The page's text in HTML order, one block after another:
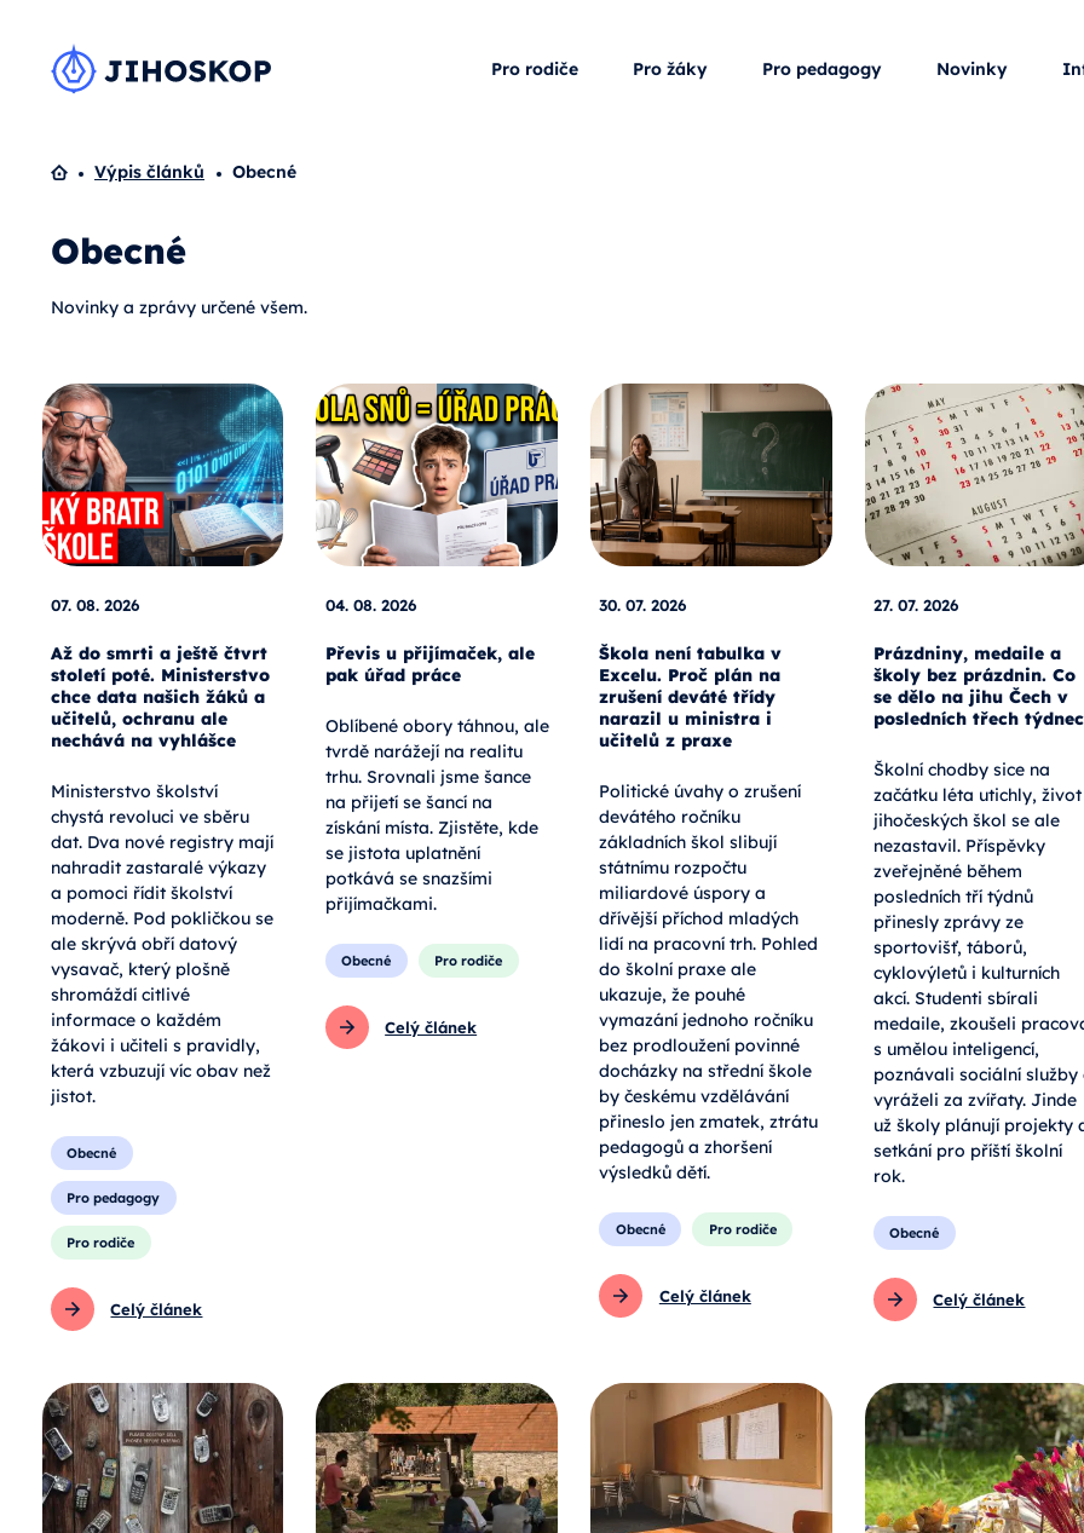
Pro rodiče Pro žáky Pro pedagogy Novinky
Domů
Výpis článků Obecné
Obecné
Novinky a zprávy určené všem.
07. 08. 2026
Až do smrti a ještě čtvrt
století poté. Ministerstvo
chce data našich žáků a
učitelů, ochranu ale
nechává na vyhlášce
Ministerstvo školství
chystá revoluci ve sběru
dat. Dva nové registry mají
nahradit zastaralé výkazy
a pomoci řídit školství
moderně. Pod pokličkou se
ale skrývá obří datový
vysavač, který plošně
shromáždí citlivé
informace o každém
žákovi i učiteli s pravidly,
která vzbuzují víc obav než
jistot.
Obecné
Pro pedagogy
Pro rodiče
Celý článek
04. 08. 2026
Převis u přijímaček, ale
pak úřad práce
Oblíbené obory táhnou, ale
tvrdě narážejí na realitu
trhu. Srovnali jsme šance
na přijetí se šancí na
získání místa. Zjistěte, kde
se jistota uplatnění
potkává se snazšími
přijímačkami.
Obecné Pro rodiče
Celý článek
30. 07. 2026
Škola není tabulka v
Excelu. Proč plán na
zrušení deváté třídy
narazil u ministra i
učitelů z praxe
Politické úvahy o zrušení
devátého ročníku
základních škol slibují
státnímu rozpočtu
miliardové úspory a
dřívější příchod mladých
lidí na pracovní trh. Pohled
do školní praxe ale
ukazuje, že pouhé
vymazání jednoho ročníku
bez prodloužení povinné
docházky na střední škole
by českému vzdělávání
přineslo jen zmatek, ztrátu
pedagogů a zhoršení
výsledků dětí.
Obecné Pro rodiče
Celý článek
27. 07. 2026
Prázdniny, medaile a
školy bez prázdnin. Co
se dělo na jihu Čech v
posledních třech
Školní chodby sice na
začátku léta utichly, život
jihočeských škol se ale
nezastavil. Příspěvky
zveřejněné během
posledních tří týdnů
přinesly zprávy ze
sportovišť, táborů,
cyklovýletů i kulturních
akcí. Studenti sbírali
medaile, zkoušeli
s umělou inteligencí,
poznávali sociální služby
vyráželi za zvířaty. Jinde
už školy plánují projekty
setkání pro příští školní
rok.
Obecné
Celý článek